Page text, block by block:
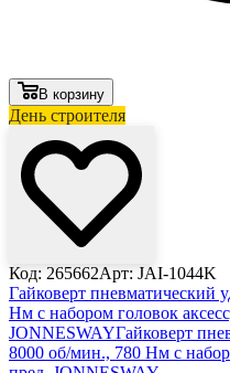
В корзину
День строителя
Код: 265662Арт: JAI-1044K
Гайковерт пневматический
Нм с набором головок
JONNESWAYГайковерт
8000 об/мин., 780 Нм с